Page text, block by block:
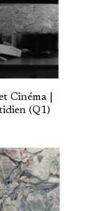
Cinéma |
(Q1)